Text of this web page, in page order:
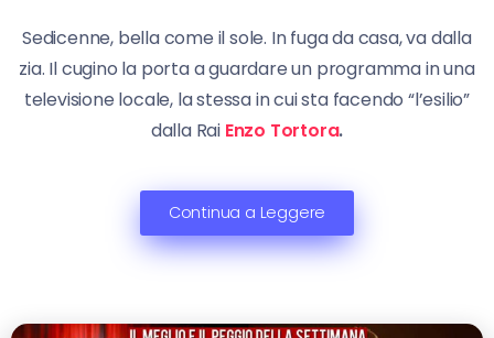
Sedicenne, bella come il sole. In fuga da casa, va dalla
zia. Il cugino la porta a guardare un programma in una
televisione locale, la stessa in cui sta facendo “l’esilio”
dalla Rai Enzo Tortora.
Continua a Leggere